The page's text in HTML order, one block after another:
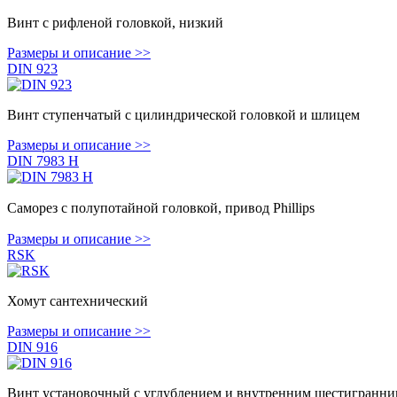
Винт с рифленой головкой, низкий
Размеры и описание >>
DIN 923
Винт ступенчатый с цилиндрической головкой и шлицем
Размеры и описание >>
DIN 7983 H
Саморез с полупотайной головкой, привод Phillips
Размеры и описание >>
RSK
Хомут сантехнический
Размеры и описание >>
DIN 916
Винт установочный с углублением и внутренним